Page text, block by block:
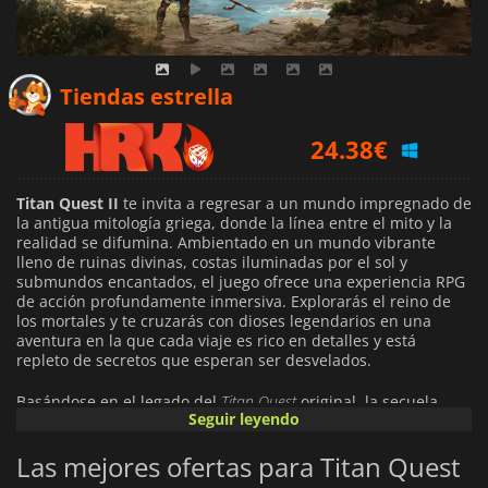
Tiendas estrella
24.38€
24.49€
Titan Quest II te invita a regresar a un mundo impregnado de
la antigua mitología griega, donde la línea entre el mito y la
realidad se difumina. Ambientado en un mundo vibrante
lleno de ruinas divinas, costas iluminadas por el sol y
submundos encantados, el juego ofrece una experiencia RPG
de acción profundamente inmersiva. Explorarás el reino de
los mortales y te cruzarás con dioses legendarios en una
aventura en la que cada viaje es rico en detalles y está
repleto de secretos que esperan ser desvelados.
Basándose en el legado del Titan Questoriginal, la secuela
reimagina el sistema de maestría, permitiéndote combinar
Tormenta, para forjar tu propia clase híbrida. Cada habilidad
es altamente personalizable, lo que permite a los jugadores
Seguir leyendo
Las mejores ofertas para Titan Quest